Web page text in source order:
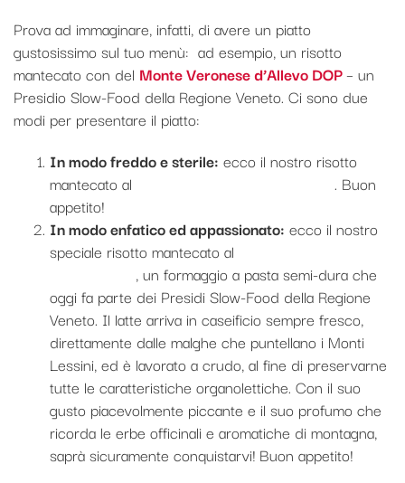
Prova ad immaginare, infatti, di avere un piatto
gustosissimo sul tuo menù: ad esempio, un risotto
mantecato con del Monte Veronese d’Allevo DOP– un
Presidio Slow-Food della Regione Veneto. Ci sono due
modi per presentare il piatto:
In modo freddo e sterile: ecco il nostro risotto
mantecato al
. Buon
appetito!
In modo enfatico ed appassionato: ecco il nostro
speciale risotto mantecato al
, un formaggio a pasta semi-dura che
oggi fa parte dei Presidi Slow-Food della Regione
Veneto. Il latte arriva in caseificio sempre fresco,
direttamente dalle malghe che puntellano i Monti
Lessini, ed è lavorato a crudo, al fine di preservarne
tutte le caratteristiche organolettiche. Con il suo
gusto piacevolmente piccante e il suo profumo che
ricorda le erbe officinali e aromatiche di montagna,
saprà sicuramente conquistarvi! Buon appetito!